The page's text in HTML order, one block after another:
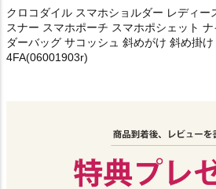
クロコダイル スマホショルダー レディー
スナー スマホポーチ スマホポシェット
ダーバッグ サコッシュ 斜めがけ 斜め掛
4FA(06001903r)